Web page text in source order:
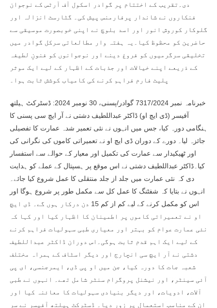
دی۔تقریب کے اختتام پر گوادر اسکول آف آرٹس کے نوجوان
فنکاروں نے شاندار پرفارمنس پیش کی۔ گٹارسٹ انزالہ اور
گلوکار کوروش انور اور اسد بلوچ نے اپنی خوبصورت موسیقی سے
حاضرین کو محظوظ کیا۔یہ ہفتہ وار مطالعاتی سرکل گوادر میں
تخلیقی سرگرمیوں کو فروغ دینے اور نوجوانوں کو فنونِ لطیفہ
کے ذریعے اپنے خیالات اور جذبات کے اظہار کے لیے ایک موثر
پلیٹ فارم فراہم کرنے کی کامیاب کوشش ثابت ہوا۔
خبرنامہ نمبر 7317/2024 گوادر/پسنی، 30 نومبر 2024: ڈسٹرکٹ ہیلتھ
آفیسر (ڈی ایچ او) ڈاکٹر عبداللطیف دشتی نے آر ایچ سی پسنی کا
ہنگامی دورہ کیا، جس میں انہوں نے نئی تعمیر شدہ عمارت کا تفصیلی
جائزہ لیا۔ دورے کے دوران ڈی ایچ او نے تعمیراتی کاموں کی نگرانی کی
اور ٹھیکیدار سے عمارت کی تکمیل اور معیار کے حوالے سے استفسار
کیا۔ڈاکٹر عبداللطیف دشتی نے اس موقع پر ہسپتال کے عملے کو ہدایت
دی کہ نئی عمارت میں جلد از جلد منتقلی کا عمل شروع کیا جائے۔
انہوں نے بتایا کہ شفٹنگ کا عمل کل سے مکمل طور پر شروع ہوگا اور
اس کو مکمل کرنے کے لیے کم از کم 15 دن درکار ہوں گے۔ ڈی ایچ
او نے تعمیراتی کاموں پر اطمینان کا اظہار کیا اور کہا کہ
نئی عمارت عوام کو بہتر اور معیاری طبی سہولیات فراہم کرنے
کے لیے ایک اہم قدم ثابت ہوگی۔اس دوران ڈاکٹر عبداللطیف
دشتی نے آر ایچ سی انچارج اور دیگر اسٹاف کے ہمراہ مختلف
شعبہ جات کا دورہ کیا، جن میں او پی ڈی، ایمرجنسی، ای پی
آئی سینٹر، اور نیشنل پروگرام سنٹر شامل تھے۔ انہوں نے طبی
آلات، ادویات، اور دیگر بنیادی سہولیات کا معائنہ کیا اور
ان کے مناسب استعمال پر زور دیا۔ ڈسٹرکٹ ہیلتھ آفیسر نے سر